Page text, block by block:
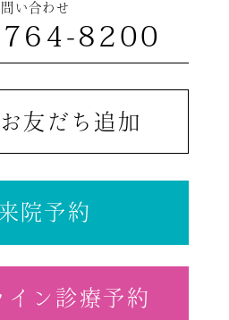
問い合わせ
8200
友だち追加
院予約
イン診療予約